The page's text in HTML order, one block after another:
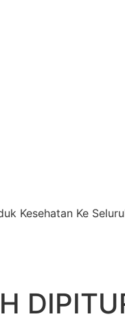
Kesehatan Ke